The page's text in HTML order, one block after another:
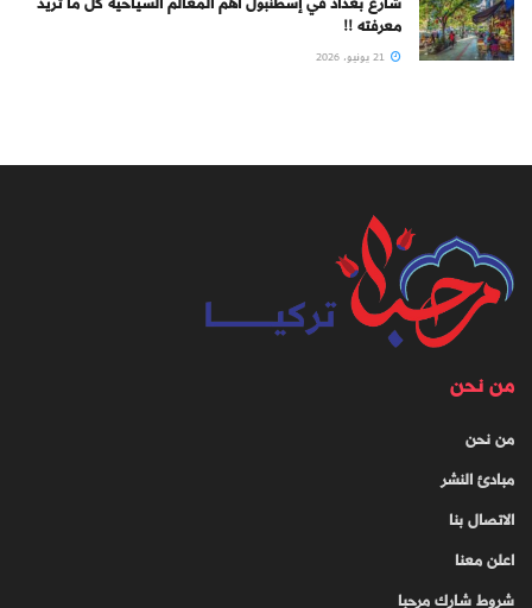
معرفته !!
من نحن
من نحن
مبادئ النشر
الاتصال بنا
اعلن معنا
شروط شارك مرحبا